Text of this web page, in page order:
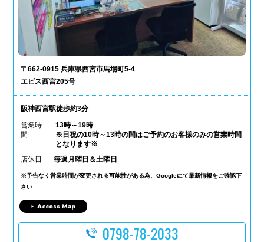
〒662-0915 兵庫県西宮市馬場町5-4
エビス西宮205号
阪神西宮駅徒歩約3分
営業時
間
13時～19時
※日祝の10時～13時の間はご予約のお客様のみの営業時間
となります※
店休日
毎週月曜日＆土曜日
※予告なく営業時間が変更される可能性がある為、Googleにて最新情報をご確認下
さい
Access Map
0798-78-2033